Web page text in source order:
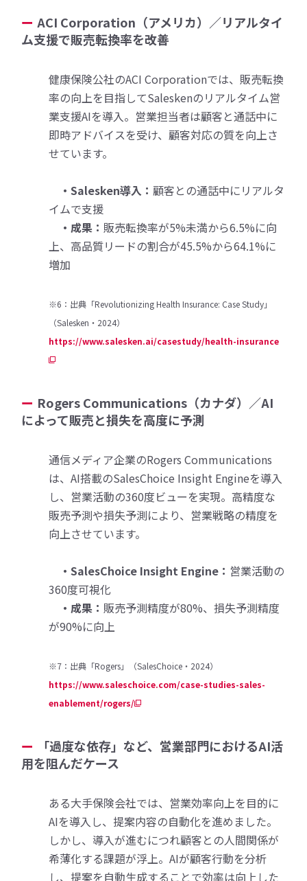
ACI Corporation（アメリカ）／リアルタイ
ム支援で販売転換率を改善
健康保険公社のACI Corporationでは、販売転換
率の向上を目指してSaleskenのリアルタイム営
業支援AIを導入。営業担当者は顧客と通話中に
即時アドバイスを受け、顧客対応の質を向上さ
せています。
・Salesken導入： 顧客との通話中にリアルタ
イムで支援
・成果： 販売転換率が5%未満から6.5%に向
上、高品質リードの割合が45.5%から64.1%に
増加
※6：出典「Revolutionizing Health Insurance: Case Study」
（Salesken・2024）
https://www.salesken.ai/casestudy/health-insurance
Rogers Communications（カナダ）／AI
によって販売と損失を高度に予測
通信メディア企業のRogers Communications
は、AI搭載のSalesChoice Insight Engineを導入
し、営業活動の360度ビューを実現。高精度な
販売予測や損失予測により、営業戦略の精度を
向上させています。
・SalesChoice Insight Engine： 営業活動の
360度可視化
・成果： 販売予測精度が80%、損失予測精度
が90%に向上
※7：出典「Rogers」（SalesChoice・2024）
https://www.saleschoice.com/case-studies-sales-
enablement/rogers/
「過度な依存」など、営業部門におけるAI活
用を阻んだケース
ある大手保険会社では、営業効率向上を目的に
AIを導入し、提案内容の自動化を進めました。
しかし、導入が進むにつれ顧客との人間関係が
希薄化する課題が浮上。AIが顧客行動を分析
し、提案を自動生成することで効率は向上した